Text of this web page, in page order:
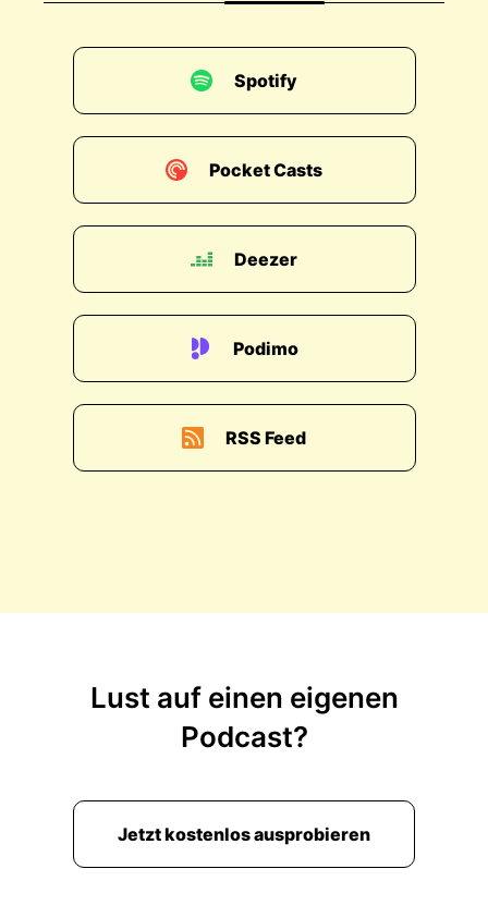
Spotify
Pocket Casts
Deezer
Podimo
RSS Feed
Lust auf einen eigenen
Podcast?
Jetzt kostenlos ausprobieren